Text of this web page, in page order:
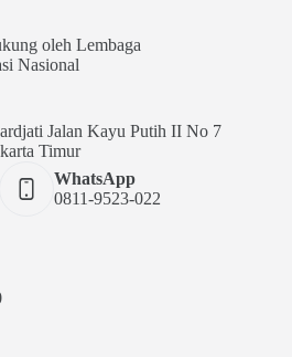
oleh Lembaga
Nasional
Jalan Kayu Putih II No 7
Timur
WhatsApp
0811-9523-022